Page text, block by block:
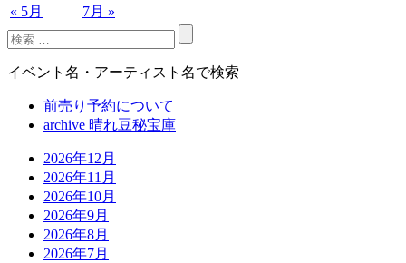
« 5月 7月 »
イベント名・アーティスト名で検索
前売り予約について
archive 晴れ豆秘宝庫
2026年12月
2026年11月
2026年10月
2026年9月
2026年8月
2026年7月